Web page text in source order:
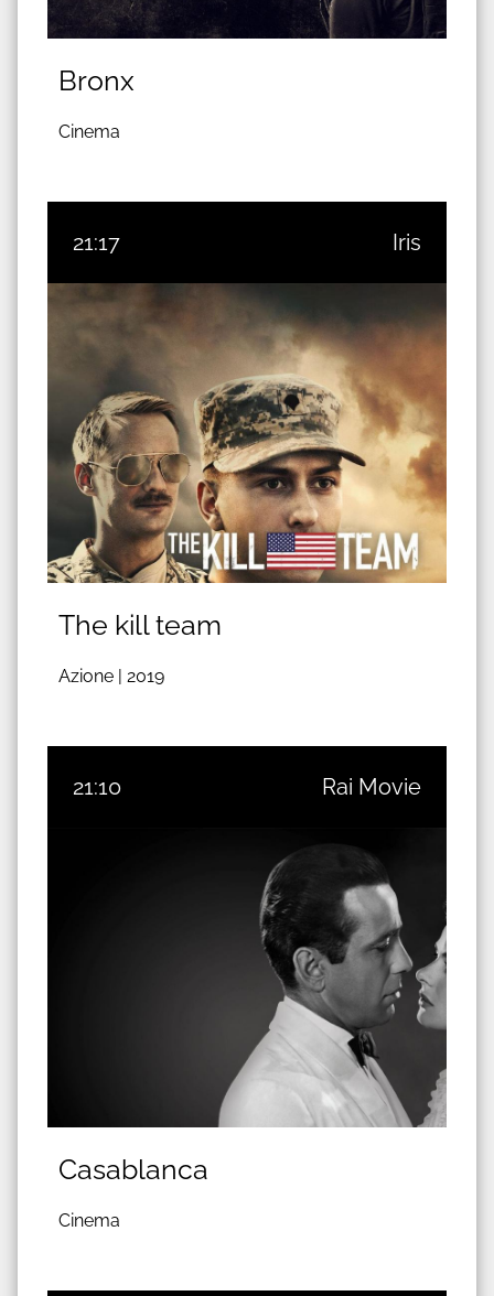
Bronx
Cinema
21:17 Iris
The kill team
Azione | 2019
21:10 Rai Movie
Casablanca
Cinema